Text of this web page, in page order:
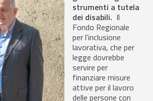
strumenti a tutela
dei disabili. Il
Fondo Regionale
per l’inclusione
lavorativa, che per
legge dovrebbe
servire per
finanziare misure
attive per il lavoro
delle persone con